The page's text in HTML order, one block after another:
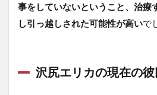
事をしていないということ、治療
し引っ越しされた可能性が高いで
沢尻エリカの現在の彼